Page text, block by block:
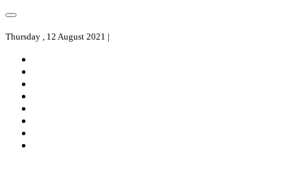
Thursday , 12 August 2021 |